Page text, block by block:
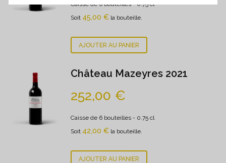
Caisse de 6 bouteilles- 0.75 cl
Soit 45,00 € la bouteille.
AJOUTER AU PANIER
Château Mazeyres 2021
252,00 €
Caisse de 6 bouteilles - 0.75 cl
Soit 42,00 € la bouteille.
AJOUTER AU PANIER